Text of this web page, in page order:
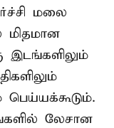
மலை
மிதமான
இடங்களிலும்
லேசான